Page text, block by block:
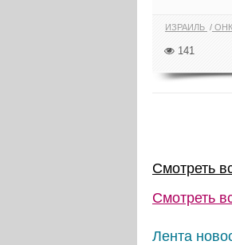
ИЗРАИЛЬ
141
Смотреть
Смотреть
Лента